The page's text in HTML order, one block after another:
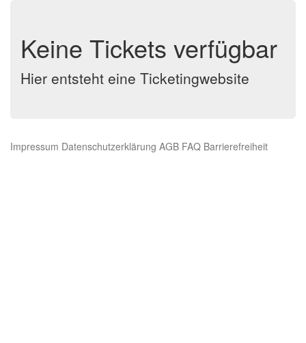
Keine Tickets verfügbar
Hier entsteht eine Ticketingwebsite
Impressum Datenschutzerklärung AGB FAQ Barrierefreiheit